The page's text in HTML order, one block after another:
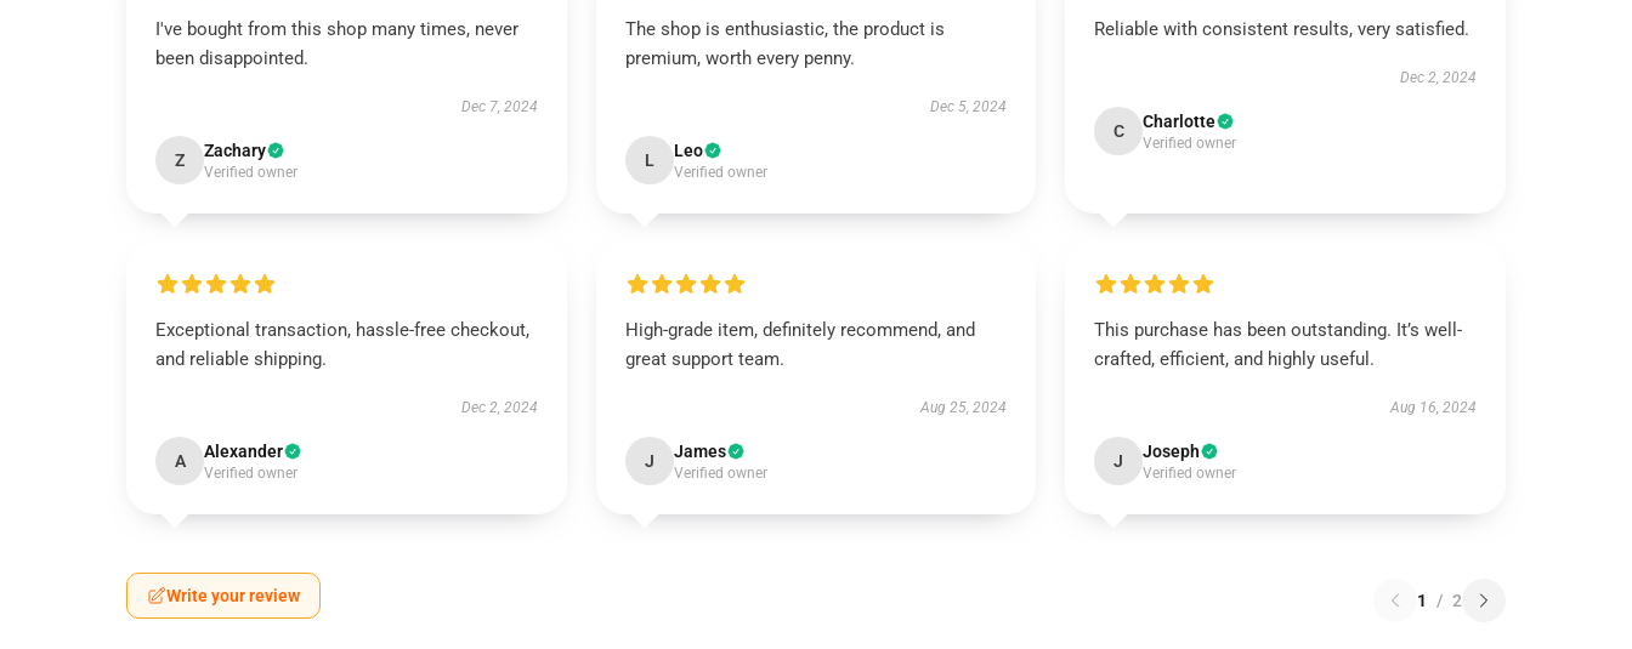
I've bought from this shop many times, never
been disappointed.
Dec 7, 2024
Z Zachary
Verified owner
The shop is enthusiastic, the product is
premium, worth every penny.
Dec 5, 2024
L Leo
Verified owner
Reliable with consistent results, very satisfied.
Dec 2, 2024
C Charlotte
Verified owner
Exceptional transaction, hassle-free checkout,
and reliable shipping.
Dec 2, 2024
A Alexander
Verified owner
High-grade item, definitely recommend, and
great support team.
Aug 25, 2024
J James
Verified owner
This purchase has been outstanding. It’s well-
crafted, efficient, and highly useful.
Aug 16, 2024
J Joseph
Verified owner
Write your review 1 / 2